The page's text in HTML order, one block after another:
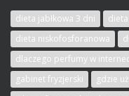
dieta jabłkowa 3 dni
dieta niskofosforanowa
dlaczego perfumy w
gabinet fryzjerski
gdzie